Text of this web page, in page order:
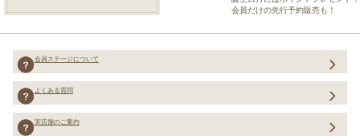
会員だけの先行予約販売も！
会員ステージについて
よくある質問
実店舗のご案内